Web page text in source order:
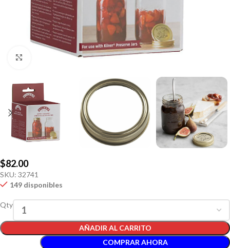
Click to enlarge
$82.00
SKU: 32741
149 disponibles
Qty
AÑADIR AL CARRITO
COMPRAR AHORA